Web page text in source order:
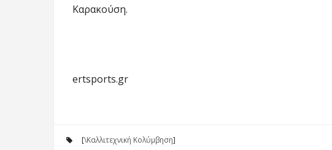
Καρακούση.
ertsports.gr
[\Καλλιτεχνική Κολύμβηση]